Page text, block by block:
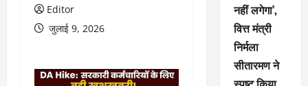
Editor
जुलाई 9, 2026
नहीं लगेगा’,
वित्त मंत्री
निर्मला
सीतारमण ने